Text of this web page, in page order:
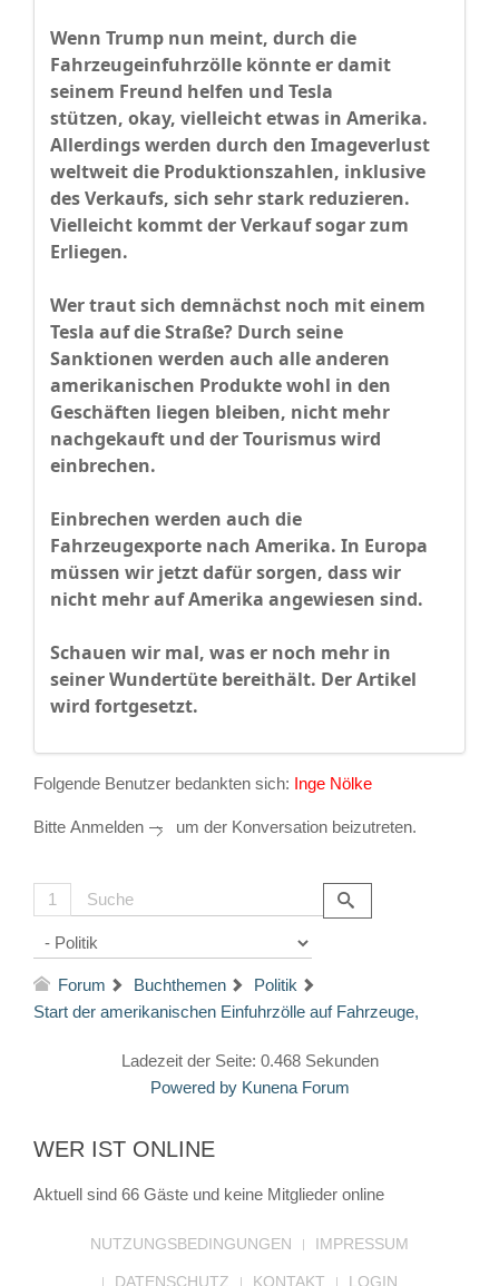
Wenn Trump nun meint, durch die
Fahrzeugeinfuhrzölle könnte er damit
seinem Freund helfen und Tesla
stützen, okay, vielleicht etwas in Amerika.
Allerdings werden durch den Imageverlust
weltweit die Produktionszahlen, inklusive
des Verkaufs, sich sehr stark reduzieren.
Vielleicht kommt der Verkauf sogar zum
Erliegen.
Wer traut sich demnächst noch mit einem
Tesla auf die Straße? Durch seine
Sanktionen werden auch alle anderen
amerikanischen Produkte wohl in den
Geschäften liegen bleiben, nicht mehr
nachgekauft und der Tourismus wird
einbrechen.
Einbrechen werden auch die
Fahrzeugexporte nach Amerika. In Europa
müssen wir jetzt dafür sorgen, dass wir
nicht mehr auf Amerika angewiesen sind.
Schauen wir mal, was er noch mehr in
seiner Wundertüte bereithält. Der Artikel
wird fortgesetzt.
Folgende Benutzer bedankten sich: Inge Nölke
Bitte Anmelden um der Konversation beizutreten.
1
Forum Buchthemen
Politik
Start der amerikanischen Einfuhrzölle auf Fahrzeuge,
Ladezeit der Seite: 0.468 Sekunden
Powered by Kunena Forum
WER IST ONLINE
Aktuell sind 66 Gäste und keine Mitglieder online
NUTZUNGSBEDINGUNGEN IMPRESSUM
DATENSCHUTZ KONTAKT LOGIN